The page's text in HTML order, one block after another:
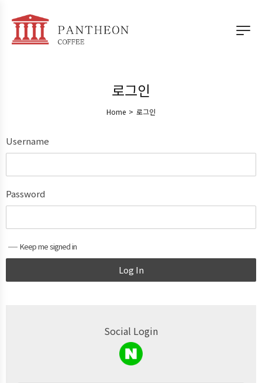
로그인
Home > 로그인
Username
Password
Keep me signed in
Log In
Social Login